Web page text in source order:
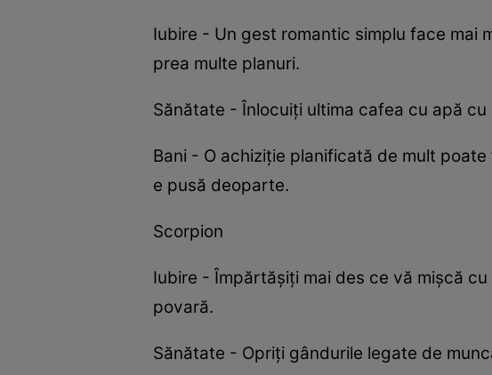
Iubire - Un gest romantic simplu face mai
prea multe planuri.
Sănătate - Înlocuiți ultima cafea cu apă
Bani - O achiziție planificată de mult
e pusă deoparte.
Scorpion
Iubire - Împărtășiți mai des ce vă mișcă
povară.
Sănătate - Opriți gândurile legate de